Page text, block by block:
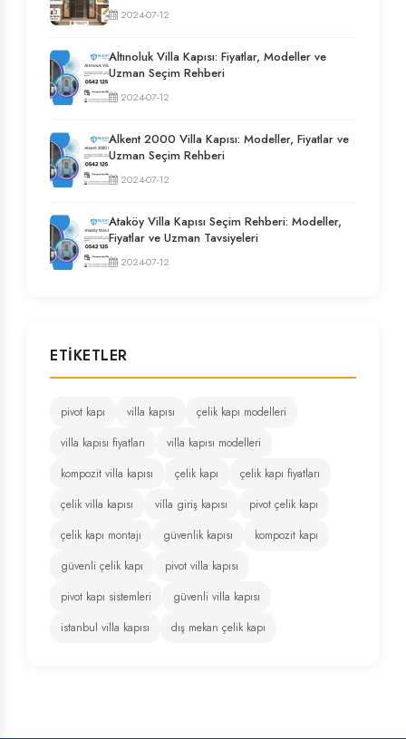
2024-07-12
Altınoluk Villa Kapısı: Fiyatlar, Modeller ve
Uzman Seçim Rehberi
2024-07-12
Alkent 2000 Villa Kapısı: Modeller, Fiyatlar ve
Uzman Seçim Rehberi
2024-07-12
Ataköy Villa Kapısı Seçim Rehberi: Modeller,
Fiyatlar ve Uzman Tavsiyeleri
2024-07-12
ETIKETLER
pivot kapı villa kapısı
çelik kapı modelleri
villa kapısı fiyatları
villa kapısı modelleri
kompozit villa kapısı
çelik kapı
çelik kapı fiyatları
çelik villa kapısı
villa giriş kapısı
pivot çelik kapı
çelik kapı montajı
güvenlik kapısı
kompozit kapı
güvenli çelik kapı
pivot villa kapısı
pivot kapı sistemleri
güvenli villa kapısı
istanbul villa kapısı
dış mekan çelik kapı